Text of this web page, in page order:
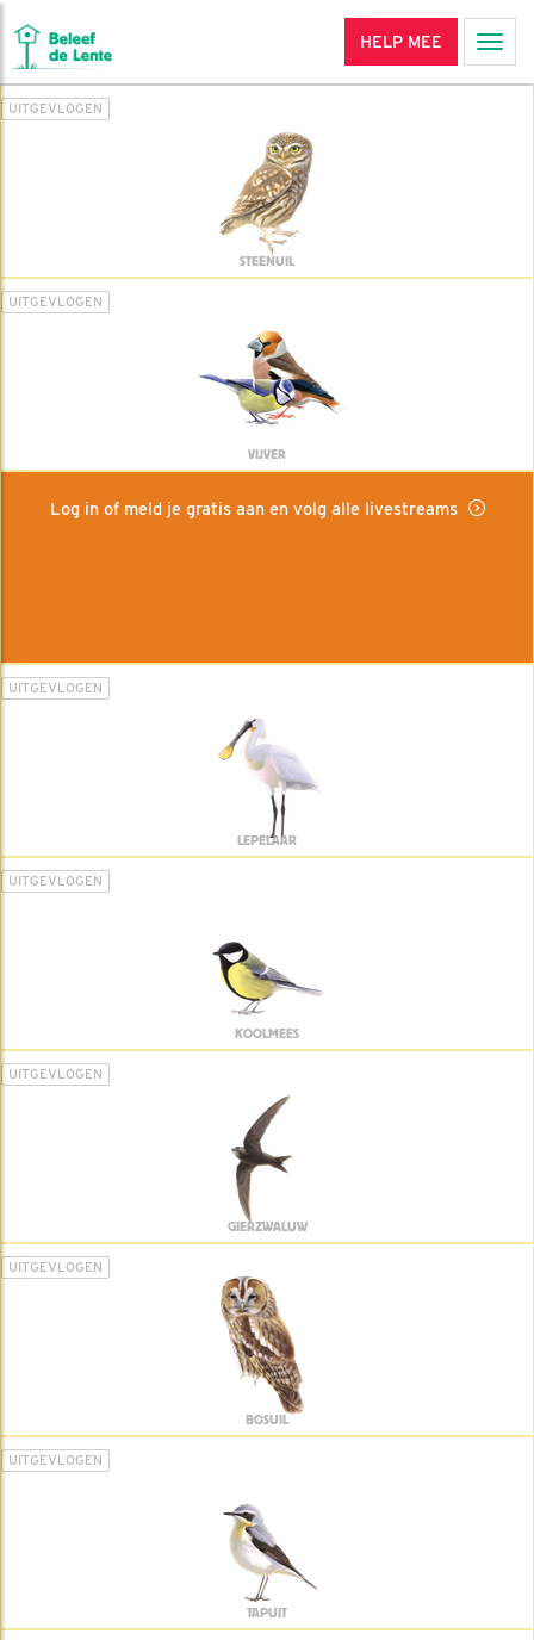
HELP MEE
UITGEVLOGEN
STEENUIL
UITGEVLOGEN
VIJVER
Log in of meld je gratis aan en volg alle livestreams
UITGEVLOGEN
LEPELAAR
UITGEVLOGEN
KOOLMEES
UITGEVLOGEN
GIERZWALUW
UITGEVLOGEN
BOSUIL
UITGEVLOGEN
TAPUIT